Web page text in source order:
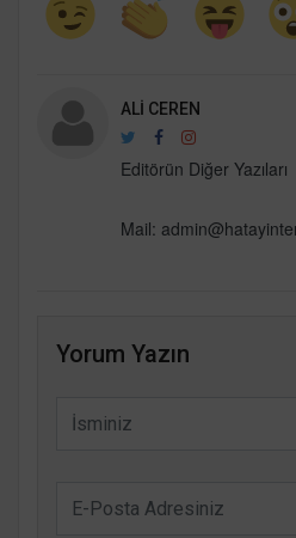
ALI CEREN
Editörün Diğer Yazıları
Mail:
Yorum Yazın